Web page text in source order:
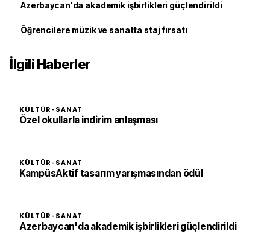
Azerbaycan'da akademik işbirlikleri güçlendirildi
Öğrencilere müzik ve sanatta staj fırsatı
İlgili Haberler
KÜLTÜR-SANAT
Özel okullarla indirim anlaşması
KÜLTÜR-SANAT
KampüsAktif tasarım yarışmasından ödül
KÜLTÜR-SANAT
Azerbaycan'da akademik işbirlikleri güçlendirildi